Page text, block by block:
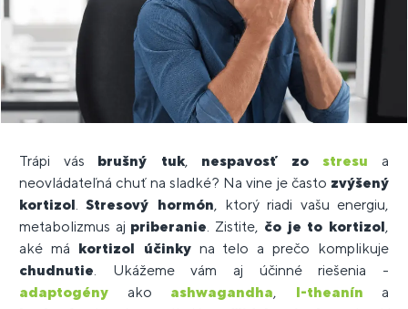
Trápi vás brušný tuk, nespavosť zostresu a
neovládateľná chuť na sladké? Na vine je často zvýšený
kortizol .Stresový hormón, ktorý riadi vašu energiu,
metabolizmus aj priberanie . Zistite, čo je to kortizol,
aké má kortizol účinkyna telo a prečo komplikuje
chudnutie . Ukážeme vám aj účinné riešenia -
adaptogény ako ashwagandha, l-theanín a